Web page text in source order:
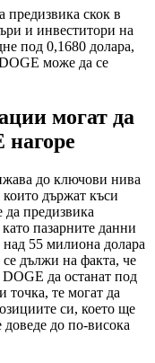
скок в
и инвеститори на
под 0,1680 долара,
може да се
могат да
нагоре
до ключови нива
които държат къси
предизвика
пазарните данни
над 55 милиона долара
дължи на факта, че
DOGE да останат под
точка, те могат да
си, което ще
до по-висока